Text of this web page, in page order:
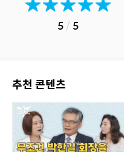
5/ 5
추천 콘텐츠